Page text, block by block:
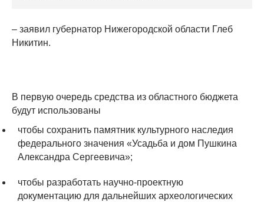
– заявил губернатор Нижегородской области Глеб
Никитин.
В первую очередь средства из областного бюджета
будут использованы
чтобы сохранить памятник культурного наследия
федерального значения «Усадьба и дом Пушкина
Александра Сергеевича»;
чтобы разработать научно-проектную
документацию для дальнейших археологических